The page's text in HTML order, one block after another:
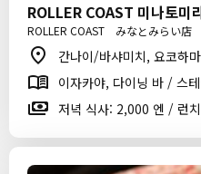
ROLLER COAST 미나토미
ROLLER COAST みなとみらい店
간나이/바샤미치, 요코하
이자카야, 다이닝 바 / 스
저녁 식사: 2,000 엔 / 런